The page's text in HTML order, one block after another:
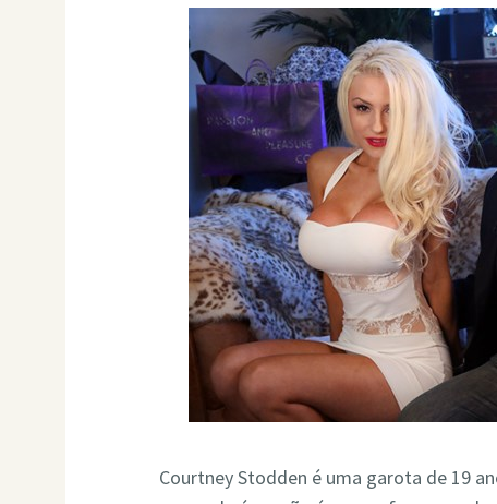
Courtney Stodden é uma garota de 19